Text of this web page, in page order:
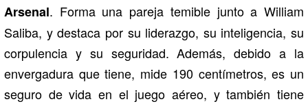
Arsenal. Forma una pareja temible junto a William
Saliba, y destaca por su liderazgo, su inteligencia, su
corpulencia y su seguridad. Además, debido a la
envergadura que tiene, mide 190 centímetros, es un
seguro de vida en el juego aéreo, y también tiene